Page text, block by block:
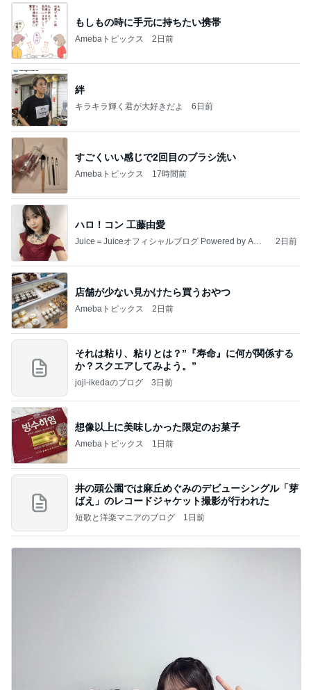
もしもの時に手元に持ちたい携帯
Amebaトピックス 2日前
絆
キラキラ輝く君が大好きだよ 6日前
すごくいい感じで2回目のブラシ洗い
Amebaトピックス 17時間前
ハロ！コン 工藤由愛
Juice＝Juiceオフィシャルブログ Powered by Ame
2日前
店舗が少ない見かけたら買うおやつ
Amebaトピックス 2日前
それは粘り、粘りとは？”『寿命』に何が関係する
か？スクエアしてみよう。”
joji-ikedaのブログ 3日前
想像以上に美味しかった限定のお菓子
Amebaトピックス 1日前
井の頭公園では麻丘めぐみのデビューシングル「芽
ばえ」のレコードジャケット撮影が行われた
短歌と洋楽マニアのブログ 1日前